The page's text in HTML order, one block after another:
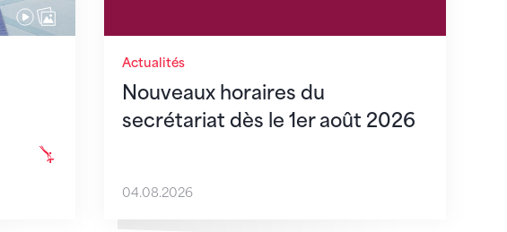
Actualités
Nouveaux horaires du
secrétariat dès le 1er août 2026
04.08.2026